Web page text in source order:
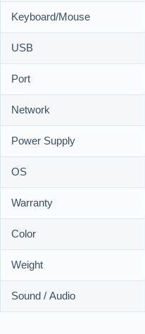
Keyboard/Mouse
USB
Port
Network
Power Supply
OS
Warranty
Color
Weight
Sound / Audio